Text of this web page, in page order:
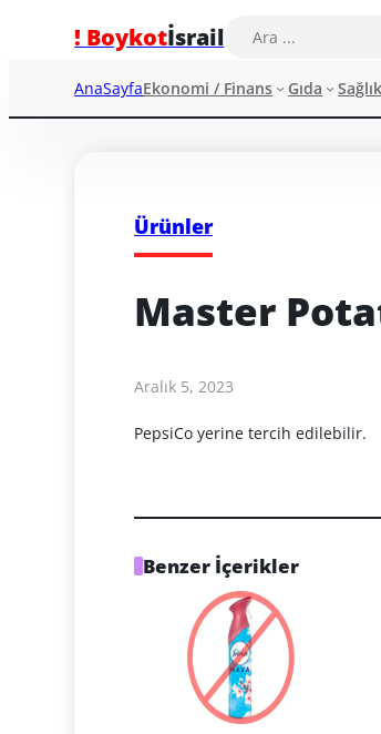
! Boykotİsrail
AnaSayfaEkonomi / Finans Gıda Sağlık
Ürünler
Master
Aralık 5, 2023
PepsiCo yerine tercih edilebilir.
Benzer İçerikler